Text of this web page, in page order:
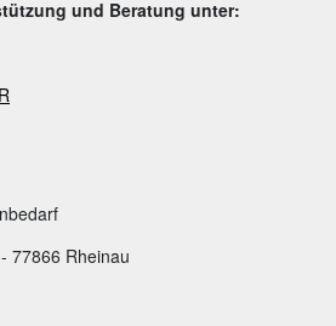
und Beratung unter:
77866 Rheinau